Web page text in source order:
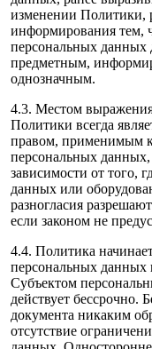
изменении Политики,
информирования тем,
персональных
предметным,
однозначным.
4.3. Местом
Политики всегда
правом, применимым
персональных данных,
зависимости от того,
данных или
разногласия
если законом не
4.4. Политика
персональных данных
Субъектом
действует бессрочно.
документа никаким
отсутствие